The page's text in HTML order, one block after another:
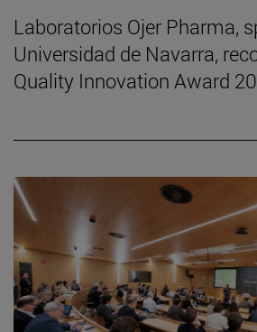
Laboratorios Ojer Pharma,
Universidad de Navarra,
Quality Innovation Award